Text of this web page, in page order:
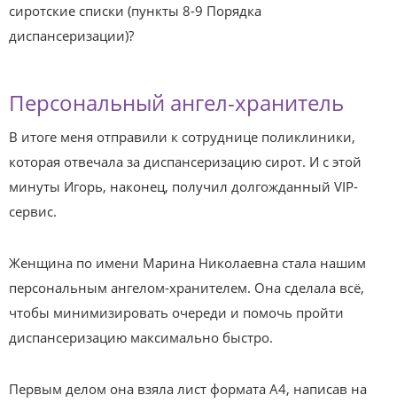
сиротские списки (пункты 8-9 Порядка
диспансеризации)?
Персональный ангел-хранитель
В итоге меня отправили к сотруднице поликлиники,
которая отвечала за диспансеризацию сирот. И с этой
минуты Игорь, наконец, получил долгожданный VIP-
сервис.
Женщина по имени Марина Николаевна стала нашим
персональным ангелом-хранителем. Она сделала всё,
чтобы минимизировать очереди и помочь пройти
диспансеризацию максимально быстро.
Первым делом она взяла лист формата А4, написав на